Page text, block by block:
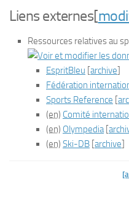
Liens externes[
Ressources relatives au
EspritBleu archive
Fédération
Sports Reference
(en) Comité
(en) Olympedia[
(en) Ski-DB archive